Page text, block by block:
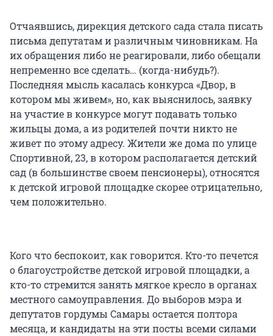
Отчаявшись, дирекция детского сада стала писать
письма депутатам и различным чиновникам. На
их обращения либо не реагировали, либо обещали
непременно все сделать… (когда-нибудь?).
Последняя мысль касалась конкурса «Двор, в
котором мы живем», но, как выяснилось, заявку
на участие в конкурсе могут подавать только
жильцы дома, а из родителей почти никто не
живет по этому адресу. Жители же дома по улице
Спортивной, 23, в котором располагается детский
сад (в большинстве своем пенсионеры), относятся
к детской игровой площадке скорее отрицательно,
чем положительно.
Кого что беспокоит, как говорится. Кто-то печется
о благоустройстве детской игровой площадки, а
кто-то стремится занять мягкое кресло в органах
местного самоуправления. До выборов мэра и
депутатов гордумы Самары остается полтора
месяца, и кандидаты на эти посты всеми силами